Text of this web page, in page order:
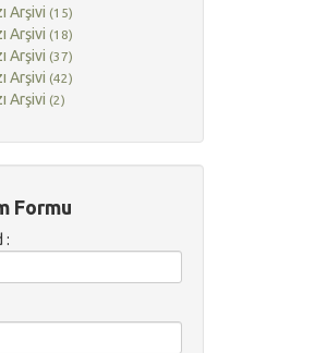
Arşivi (15)
Arşivi (18)
Arşivi (37)
Arşivi (42)
Arşivi (2)
Formu
: